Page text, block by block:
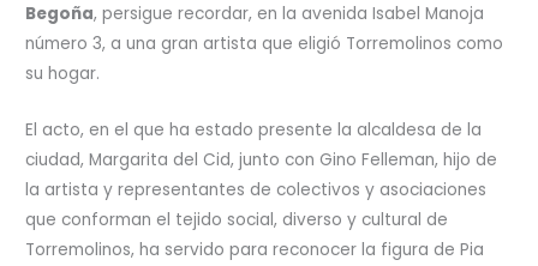
Begoña, persigue recordar, en la avenida Isabel Manoja
número 3, a una gran artista que eligió Torremolinos como
su hogar.
El acto, en el que ha estado presente la alcaldesa de la
ciudad, Margarita del Cid, junto con Gino Felleman, hijo de
la artista y representantes de colectivos y asociaciones
que conforman el tejido social, diverso y cultural de
Torremolinos, ha servido para reconocer la figura de Pia